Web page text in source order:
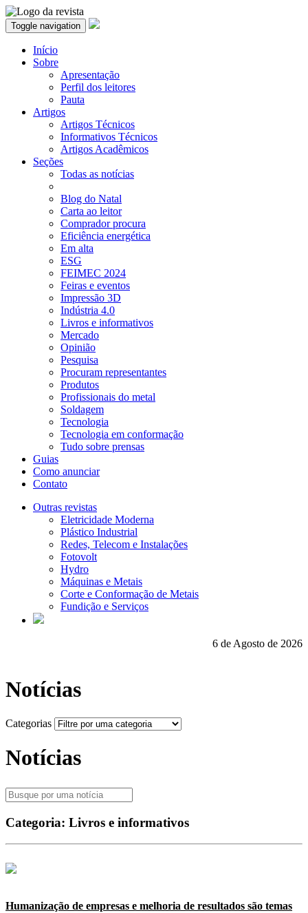
Toggle navigation
Início
Sobre
Apresentação
Perfil dos leitores
Pauta
Artigos
Artigos Técnicos
Informativos Técnicos
Artigos Acadêmicos
Seções
Todas as notícias
Blog do Natal
Carta ao leitor
Comprador procura
Eficiência energética
Em alta
ESG
FEIMEC 2024
Feiras e eventos
Impressão 3D
Indústria 4.0
Livros e informativos
Mercado
Opinião
Pesquisa
Procuram representantes
Produtos
Profissionais do metal
Soldagem
Tecnologia
Tecnologia em conformação
Tudo sobre prensas
Guias
Como anunciar
Contato
Outras revistas
Eletricidade Moderna
Plástico Industrial
Redes, Telecom e Instalações
Fotovolt
Hydro
Máquinas e Metais
Corte e Conformação de Metais
Fundição e Serviços
6 de Agosto de 2026
Notícias
Categorias
Notícias
Categoria: Livros e informativos
Humanização de empresas e melhoria de resultados são temas